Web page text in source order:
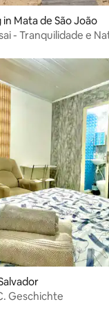
Mata de São João
- Tranquilidade e
Geschichte